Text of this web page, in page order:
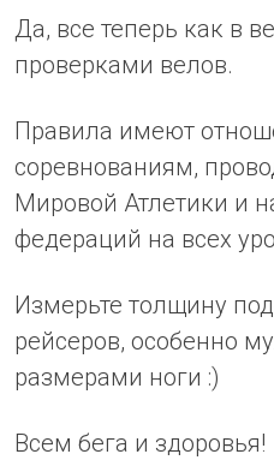
Да, все теперь как в
проверками велов.
Правила имеют
соревнованиям,
Мировой Атлетики и
федераций на всех
Измерьте толщину
рейсеров, особенно
размерами ноги :)
Всем бега и здоровья!